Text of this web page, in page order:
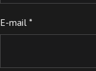
E-mail *